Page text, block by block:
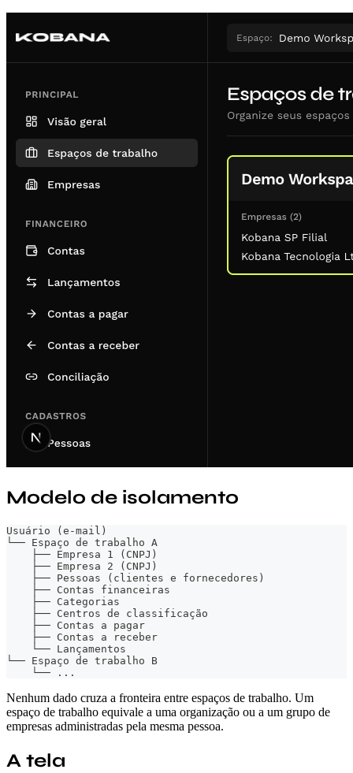
Modelo de isolamento
Usuário (e-mail)
└── Espaço de trabalho A
    ├── Empresa 1 (CNPJ)
    ├── Empresa 2 (CNPJ)
    ├── Pessoas (clientes e fornecedores)
    ├── Contas financeiras
    ├── Categorias
    ├── Centros de classificação
    ├── Contas a pagar
    ├── Contas a receber
    └── Lançamentos
└── Espaço de trabalho B
    └── ...
Nenhum dado cruza a fronteira entre espaços de trabalho. Um
espaço de trabalho equivale a uma organização ou a um grupo de
empresas administradas pela mesma pessoa.
A tela